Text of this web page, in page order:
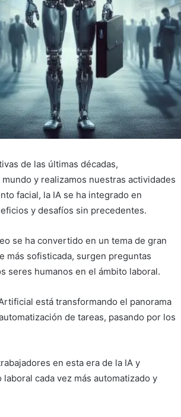
de las últimas décadas,
y realizamos nuestras actividades
facial, la IA se ha integrado en
y desafíos sin precedentes.
se ha convertido en un tema de gran
más sofisticada, surgen preguntas
seres humanos en el ámbito laboral.
está transformando el panorama
de tareas, pasando por los
en esta era de la IA y
cada vez más automatizado y